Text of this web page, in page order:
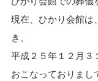
現在、ひかり会館は
き、
平成２５年１２月３
おこなっておりまし